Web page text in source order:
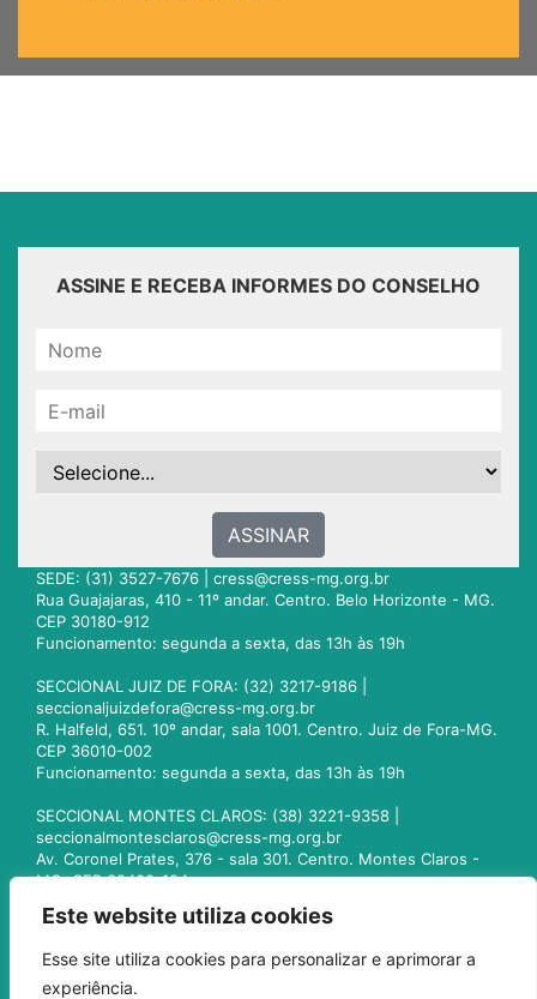
Este website utiliza cookies
Esse site utiliza cookies para personalizar e aprimorar a
experiência.
ASSINE E RECEBA INFORMES DO CONSELHO
ASSINAR
SEDE: (31) 3527-7676 | cress@cress-mg.org.br
Rua Guajajaras, 410 - 11º andar. Centro. Belo Horizonte - MG.
CEP 30180-912
Funcionamento: segunda a sexta, das 13h às 19h
SECCIONAL JUIZ DE FORA: (32) 3217-9186 |
seccionaljuizdefora@cress-mg.org.br
R. Halfeld, 651. 10º andar, sala 1001. Centro. Juiz de Fora-MG.
CEP 36010-002
Funcionamento: segunda a sexta, das 13h às 19h
SECCIONAL MONTES CLAROS: (38) 3221-9358 |
seccionalmontesclaros@cress-mg.org.br
Av. Coronel Prates, 376 - sala 301. Centro. Montes Claros -
MG. CEP 39400-104
seccionaluberlandia@cress-mg.org.br
Av. Afonso Pena, 547 - sala 101. Uberlândia - MG. CEP